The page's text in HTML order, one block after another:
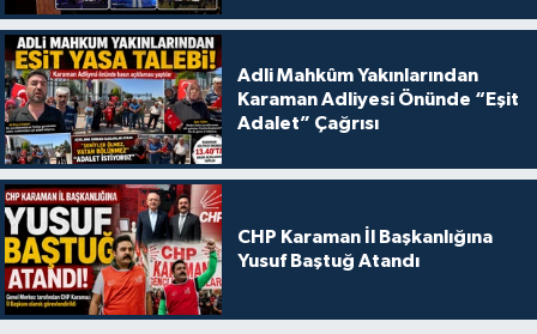
Adli Mahkûm Yakınlarından
Karaman Adliyesi Önünde “Eşit
Adalet” Çağrısı
CHP Karaman İl Başkanlığına
Yusuf Baştuğ Atandı